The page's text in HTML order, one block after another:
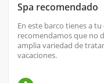
Spa recomendado
En este barco tienes a
recomendamos que no
amplia variedad de
vacaciones.